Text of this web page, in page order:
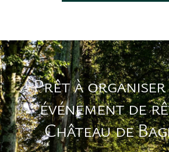
Prêt à
événement de
Château de